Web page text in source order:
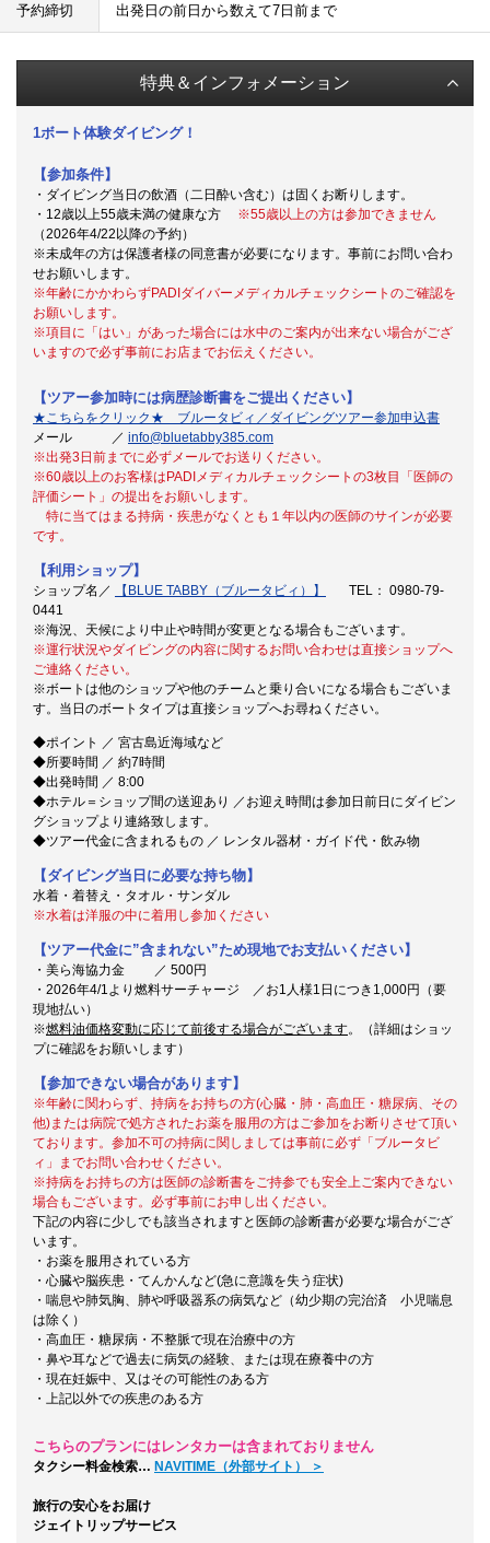
予約締切 出発日の前日から数えて7日前まで
特典＆インフォメーション
1ボート体験ダイビング！
【参加条件】
・ダイビング当日の飲酒（二日酔い含む）は固くお断りします。
・12歳以上55歳未満の健康な方 ※55歳以上の方は参加できません
（2026年4/22以降の予約）
※未成年の方は保護者様の同意書が必要になります。事前にお問い合わ
せお願いします。
※年齢にかかわらずPADIダイバーメディカルチェックシートのご確認を
お願いします。
※項目に「はい」があった場合には水中のご案内が出来ない場合がござ
いますので必ず事前にお店までお伝えください。
【ツアー参加時には病歴診断書をご提出ください】
★こちらをクリック★ ブルータビィ／ダイビングツアー参加申込書
メール ／ info@bluetabby385.com
※出発3日前までに必ずメールでお送りください。
※60歳以上のお客様はPADIメディカルチェックシートの3枚目「医師の
評価シート」の提出をお願いします。
特に当てはまる持病・疾患がなくとも１年以内の医師のサインが必要
です。
【利用ショップ】
ショップ名／ 【BLUE TABBY（ブルータビィ）】
TEL： 0980-79-
0441
※海況、天候により中止や時間が変更となる場合もございます。
※運行状況やダイビングの内容に関するお問い合わせは直接ショップへ
ご連絡ください。
※ボートは他のショップや他のチームと乗り合いになる場合もございま
す。当日のボートタイプは直接ショップへお尋ねください。
◆ポイント ／ 宮古島近海域など
◆所要時間 ／ 約7時間
◆出発時間 ／ 8:00
◆ホテル＝ショップ間の送迎あり ／お迎え時間は参加日前日にダイビン
グショップより連絡致します。
◆ツアー代金に含まれるもの ／ レンタル器材・ガイド代・飲み物
【ダイビング当日に必要な持ち物】
水着・着替え・タオル・サンダル
※水着は洋服の中に着用し参加ください
【ツアー代金に”含まれない”ため現地でお支払いください】
・美ら海協力金 ／ 500円
・2026年4/1より燃料サーチャージ ／お1人様1日につき1,000円（要
現地払い）
※燃料油価格変動に応じて前後する場合がございます。（詳細はショッ
プに確認をお願いします）
【参加できない場合があります】
※年齢に関わらず、持病をお持ちの方(心臓・肺・高血圧・糖尿病、その
他)または病院で処方されたお薬を服用の方はご参加をお断りさせて頂い
ております。参加不可の持病に関しましては事前に必ず「ブルータビ
ィ」までお問い合わせください。
※持病をお持ちの方は医師の診断書をご持参でも安全上ご案内できない
場合もございます。必ず事前にお申し出ください。
下記の内容に少しでも該当されますと医師の診断書が必要な場合がござ
います。
・お薬を服用されている方
・心臓や脳疾患・てんかんなど(急に意識を失う症状)
・喘息や肺気胸、肺や呼吸器系の病気など（幼少期の完治済 小児喘息
は除く）
・高血圧・糖尿病・不整脈で現在治療中の方
・鼻や耳などで過去に病気の経験、または現在療養中の方
・現在妊娠中、又はその可能性のある方
・上記以外での疾患のある方
こちらのプランにはレンタカーは含まれておりません
タクシー料金検索… NAVITIME（外部サイト） ＞
旅行の安心をお届け
ジェイトリップサービス